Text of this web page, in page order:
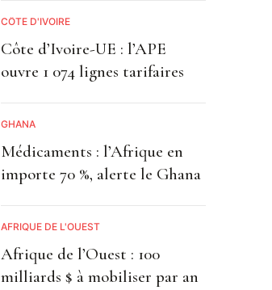
CÔTE D'IVOIRE
Côte d’Ivoire-UE : l’APE
ouvre 1 074 lignes tarifaires
GHANA
Médicaments : l’Afrique en
importe 70 %, alerte le Ghana
AFRIQUE DE L'OUEST
Afrique de l’Ouest : 100
milliards $ à mobiliser par an